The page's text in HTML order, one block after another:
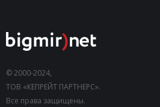
© 2000-2024,
ТОВ «КЕПРЕЙТ ПАРТНЕРС».
Все права защищены.